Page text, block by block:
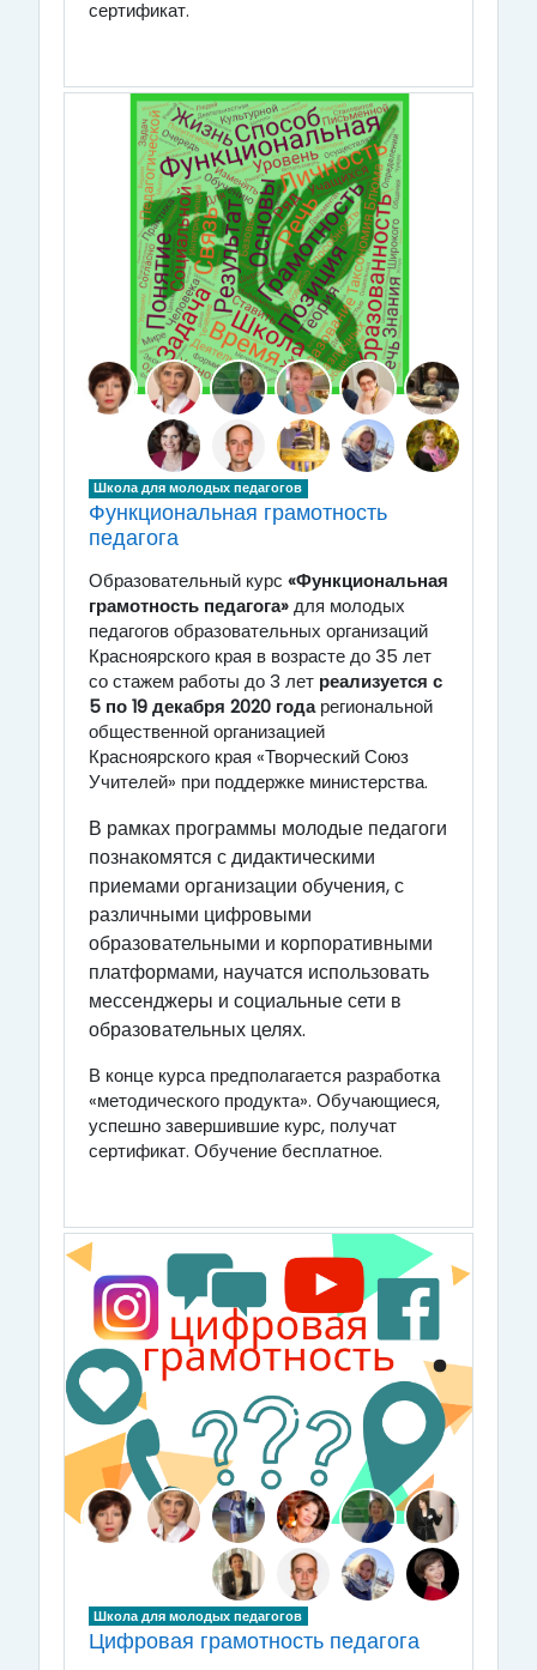
сертификат.
Школа для молодых педагогов
Функциональная грамотность
педагога
Образовательный курс «Функциональная
грамотность педагога» для молодых
педагогов образовательных организаций
Красноярского края в возрасте до 35 лет
со стажем работы до 3 лет реализуется с
5 по 19 декабря 2020 годарегиональной
общественной организацией
Красноярского края «Творческий Союз
Учителей» при поддержке министерства.
В рамках программы молодые педагоги
познакомятся с дидактическими
приемами организации обучения, с
различными цифровыми
образовательными и корпоративными
платформами, научатся использовать
мессенджеры и социальные сети в
образовательных целях.
В конце курса предполагается разработка
«методического продукта». Обучающиеся,
успешно завершившие курс, получат
сертификат. Обучение бесплатное.
Школа для молодых педагогов
Цифровая грамотность педагога